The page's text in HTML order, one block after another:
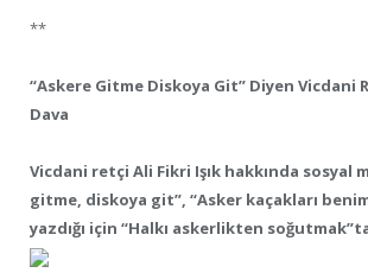
**
“Askere Gitme Diskoya Git” Diyen Vicdani
Dava
Vicdani retçi Ali Fikri Işık hakkında sosyal
gitme, diskoya git”, “Asker kaçakları
yazdığı için “Halkı askerlikten